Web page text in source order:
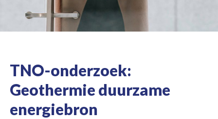
TNO-onderzoek:
Geothermie duurzame
energiebron